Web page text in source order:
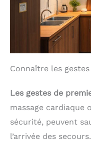
en Y (vendue
permet d'installer
barrière sur des
d'escalier rondes
(diamètre max de 5
Connaître les
Les gestes de
massage cardiaque
sécurité, peuvent
l’arrivée des